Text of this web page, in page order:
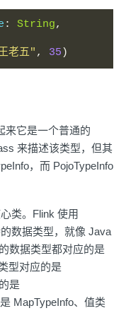
: String,
老五" , 35 )
来它是一个普通的
来描述该类型，但其
，而 PojoTypeInfo
类。Flink 使用
数据类型，就像 Java
数据类型都对应的是
型对应的是
是
MapTypeInfo、值类